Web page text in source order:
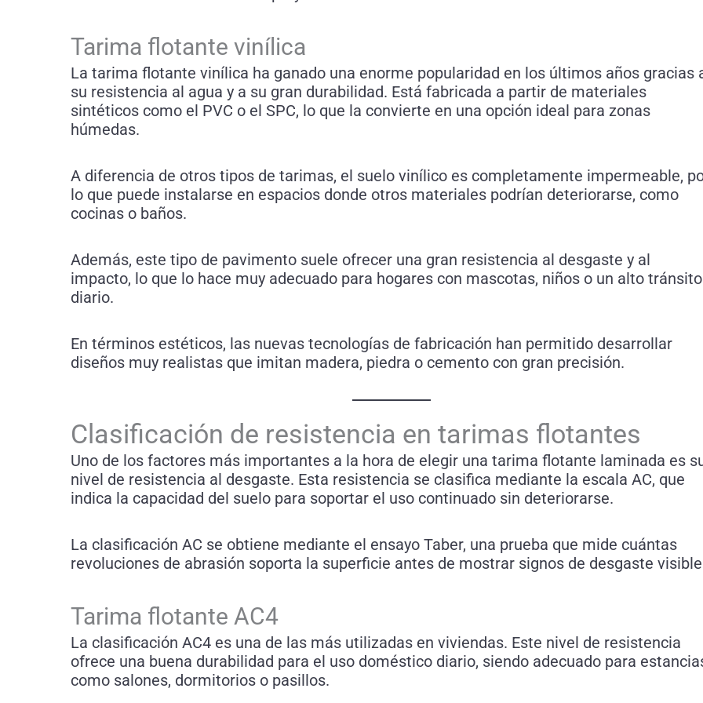
Tarima flotante vinílica
La tarima flotante vinílica ha ganado una enorme popularidad en los últimos años gracias
su resistencia al agua y a su gran durabilidad. Está fabricada a partir de materiales
sintéticos como el PVC o el SPC, lo que la convierte en una opción ideal para zonas
húmedas.
A diferencia de otros tipos de tarimas, el suelo vinílico es completamente impermeable,
lo que puede instalarse en espacios donde otros materiales podrían deteriorarse, como
cocinas o baños.
Además, este tipo de pavimento suele ofrecer una gran resistencia al desgaste y al
impacto, lo que lo hace muy adecuado para hogares con mascotas, niños o un alto tránsito
diario.
En términos estéticos, las nuevas tecnologías de fabricación han permitido desarrollar
diseños muy realistas que imitan madera, piedra o cemento con gran precisión.
Clasificación de resistencia en tarimas flotantes
Uno de los factores más importantes a la hora de elegir una tarima flotante laminada es
nivel de resistencia al desgaste. Esta resistencia se clasifica mediante la escala AC, que
indica la capacidad del suelo para soportar el uso continuado sin deteriorarse.
La clasificación AC se obtiene mediante el ensayo Taber, una prueba que mide cuántas
revoluciones de abrasión soporta la superficie antes de mostrar signos de desgaste
Tarima flotante AC4
La clasificación AC4 es una de las más utilizadas en viviendas. Este nivel de resistencia
ofrece una buena durabilidad para el uso doméstico diario, siendo adecuado para
como salones, dormitorios o pasillos.